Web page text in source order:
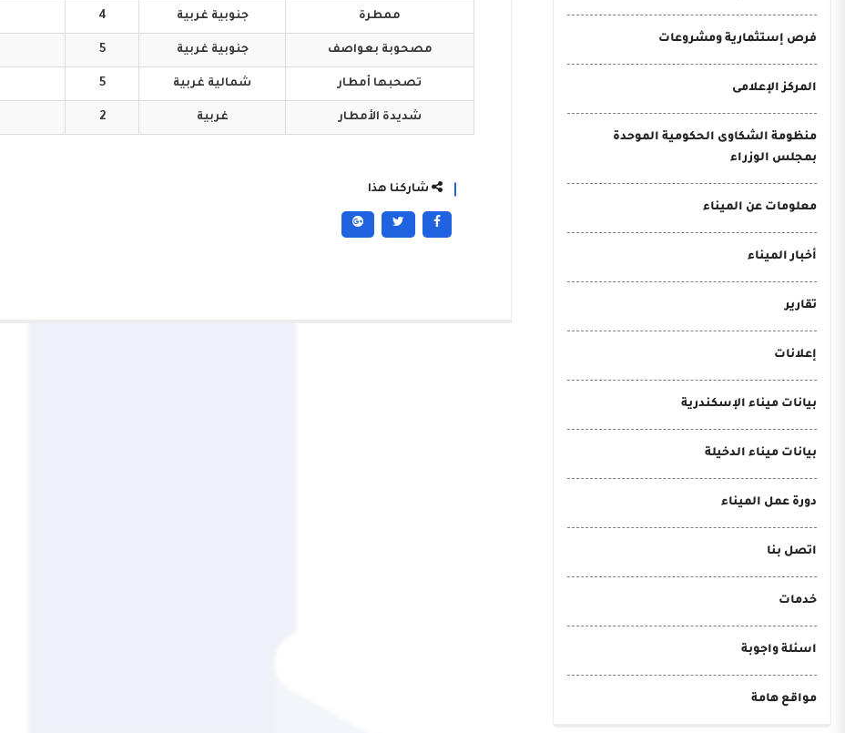
فرص إستثمارية ومشروعات
المركز الإعلامى
منظومة الشكاوى الحكومية الموحدة
بمجلس الوزراء
معلومات عن الميناء
أخبار الميناء
تقارير
إعلانات
بيانات ميناء الإسكندرية
بيانات ميناء الدخيلة
دورة عمل الميناء
اتصل بنا
خدمات
اسئلة واجوبة
مواقع هامة
ممطرة جنوبية غربية 4
مصحوبة بعواصف جنوبية غربية 5
تصحبها أمطار شمالية غربية 5
شديدة الأمطار غربية 2
شاركنا هذا